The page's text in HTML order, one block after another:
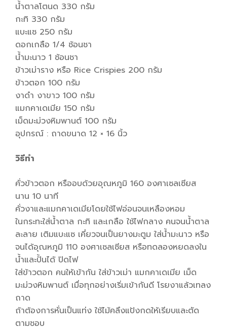
น้ำตาลโตนด 330 กรัม
กะทิ 330 กรัม
แบะแซ 250 กรัม
ดอกเกลือ 1/4 ช้อนชา
น้ำมะนาว 1 ช้อนชา
ข้าวเม่าราง หรือ Rice Crispies 200 กรัม
ข้าวตอก 100 กรัม
งาดำ งาขาว 100 กรัม
แมกคาเดเมีย 150 กรัม
เม็ดมะม่วงหิมพานต์ 100 กรัม
อุปกรณ์ : ถาดขนาด 12 × 16 นิ้ว
วิธีทำ
คั่วข้าวตอก หรืออบด้วยอุณหภูมิ 160 องศาเซลเซียส
นาน 10 นาที
คั่วงาและแมกคาเดเมียโดยใช้ไฟอ่อนจนเหลืองหอม
ในกระทะใส่น้ำตาล กะทิ และเกลือ ใช้ไฟกลาง คนจนน้ำตาล
ละลาย เติมแบะแซ เคี่ยวจนเป็นยางมะตูม ใส่น้ำมะนาว หรือ
จนได้อุณหภูมิ 110 องศาเซลเซียส หรือทดลองหยดลงใน
น้ำและปั้นได้ ปิดไฟ
ใส่ข้าวตอก คนให้เข้ากัน ใส่ข้าวเม่า แมกคาเดเมีย เม็ด
มะม่วงหิมพานต์ เมื่อทุกอย่างเริ่มเข้ากันดี โรยงาแล้วเทลง
ถาด
ถ้าต้องการหั่นเป็นแท่ง ใช้ไม้คลึงแป้งกดให้เรียบและตัด
ตามชอบ